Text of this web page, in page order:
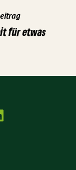
für etwas